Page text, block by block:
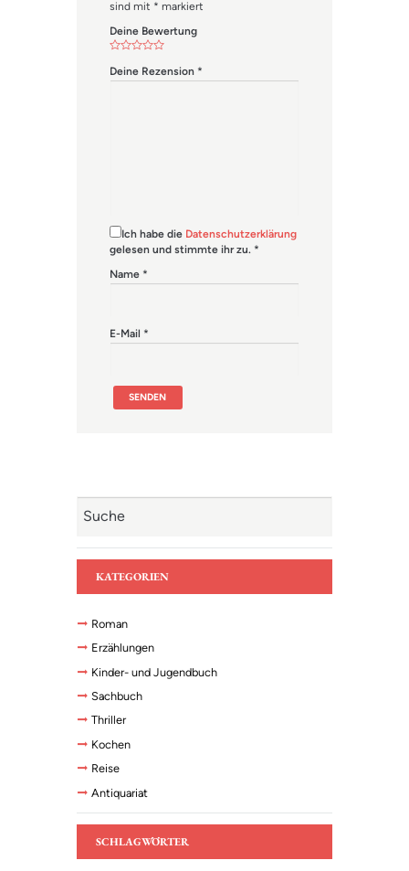
sind mit * markiert
Deine Bewertung
Deine Rezension *
Ich habe die Datenschutzerklärung
gelesen und stimmte ihr zu. *
Name *
E-Mail *
KATEGORIEN
Roman
Erzählungen
Kinder- und Jugendbuch
Sachbuch
Thriller
Kochen
Reise
Antiquariat
SCHLAGWÖRTER